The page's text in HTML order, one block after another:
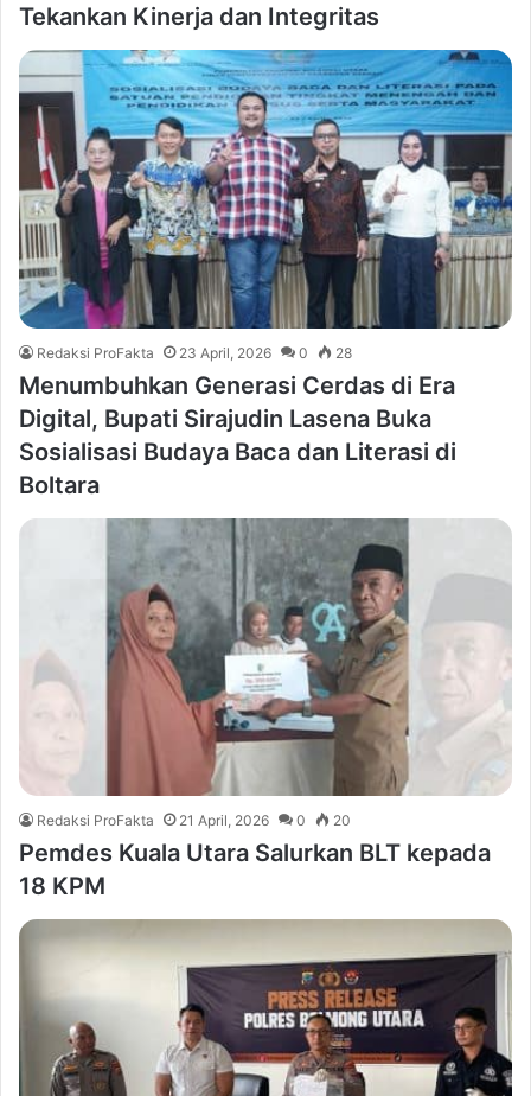
Tekankan Kinerja dan Integritas
Redaksi ProFakta 23 April, 2026 0 28
Menumbuhkan Generasi Cerdas di Era
Digital, Bupati Sirajudin Lasena Buka
Sosialisasi Budaya Baca dan Literasi di
Boltara
Redaksi ProFakta 21 April, 2026 0 20
Pemdes Kuala Utara Salurkan BLT kepada
18 KPM